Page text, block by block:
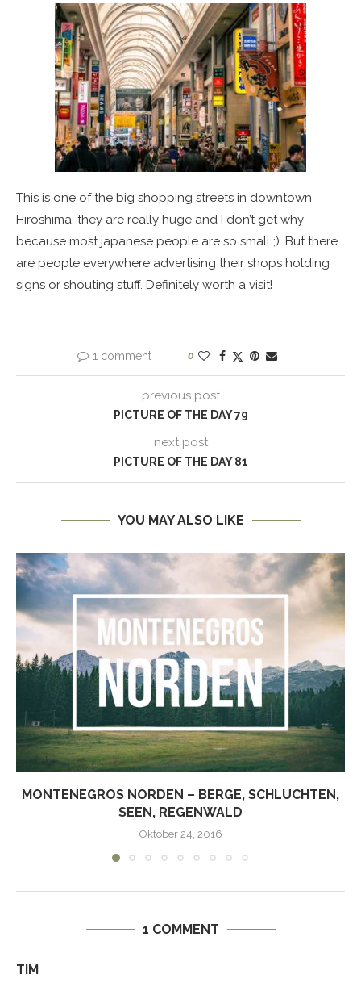
This is one of the big shopping streets in downtown
Hiroshima, they are really huge and I don’t get why
because most japanese people are so small ;). But there
are people everywhere advertising their shops holding
signs or shouting stuff. Definitely worth a visit!
1 comment 0
previous post
PICTURE OF THE DAY 79
next post
PICTURE OF THE DAY 81
YOU MAY ALSO LIKE
MONTENEGROS NORDEN – BERGE, SCHLUCHTEN,
SEEN, REGENWALD
Oktober 24, 2016
1 COMMENT
TIM